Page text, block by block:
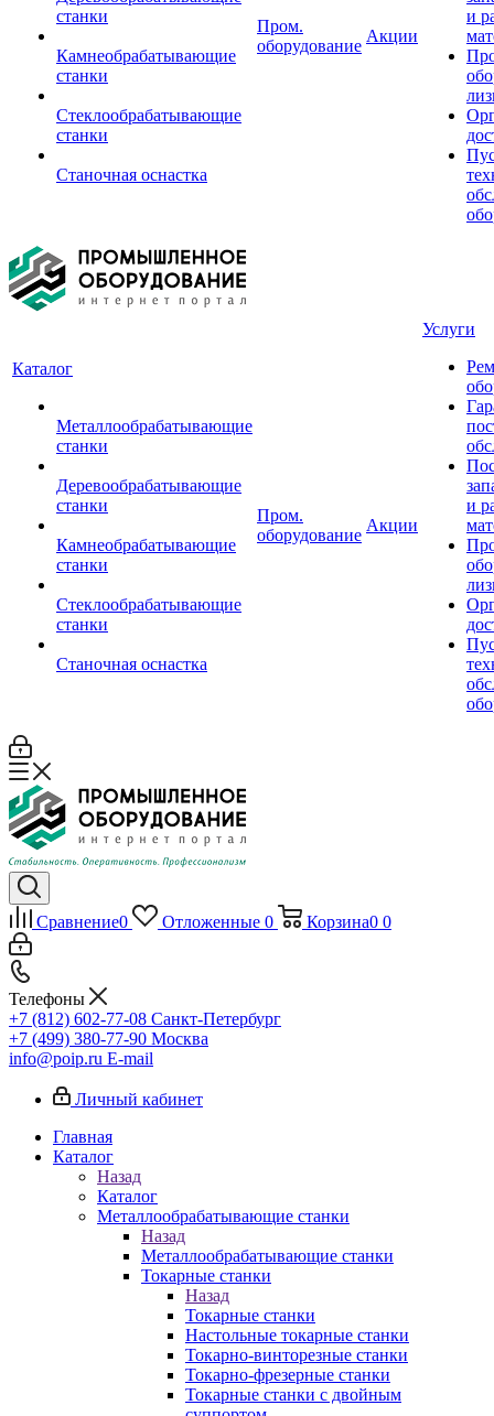
станки
Камнеобрабатывающие
станки
Стеклообрабатывающие
станки
Станочная оснастка
Пром.
оборудование
Акции
и
Каталог
Металлообрабатывающие
станки
Деревообрабатывающие
станки
Камнеобрабатывающие
станки
Стеклообрабатывающие
станки
Станочная оснастка
Пром.
оборудование
Акции
Услуги
и
Сравнение0 Отложенные 0 Корзина0 0
Телефоны
+7 (812) 602-77-08 Санкт-Петербург
+7 (499) 380-77-90 Москва
info@poip.ru E-mail
Личный кабинет
Главная
Каталог
Назад
Каталог
Металлообрабатывающие станки
Назад
Металлообрабатывающие станки
Токарные станки
Назад
Токарные станки
Настольные токарные станки
Токарно-винторезные станки
Токарно-фрезерные станки
Токарные станки с двойным